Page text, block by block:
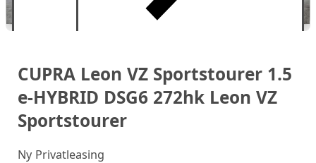
CUPRA Leon VZ Sportstourer 1.5
e-HYBRID DSG6 272hk Leon VZ
Sportstourer
NyPrivatleasing